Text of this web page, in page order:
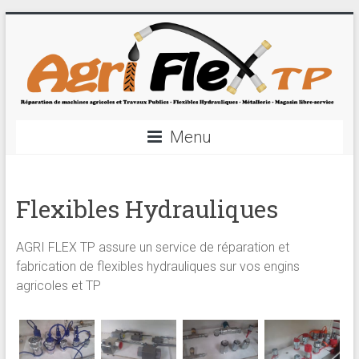
contentFLEX
TP
et
Travaux
Publics
–
Flexibles
Hydrauliques
–
Métallerie
–
Menu
Flexibles Hydrauliques
AGRI FLEX TP assure un service de réparation et
fabrication de flexibles hydrauliques sur vos engins
agricoles et TP